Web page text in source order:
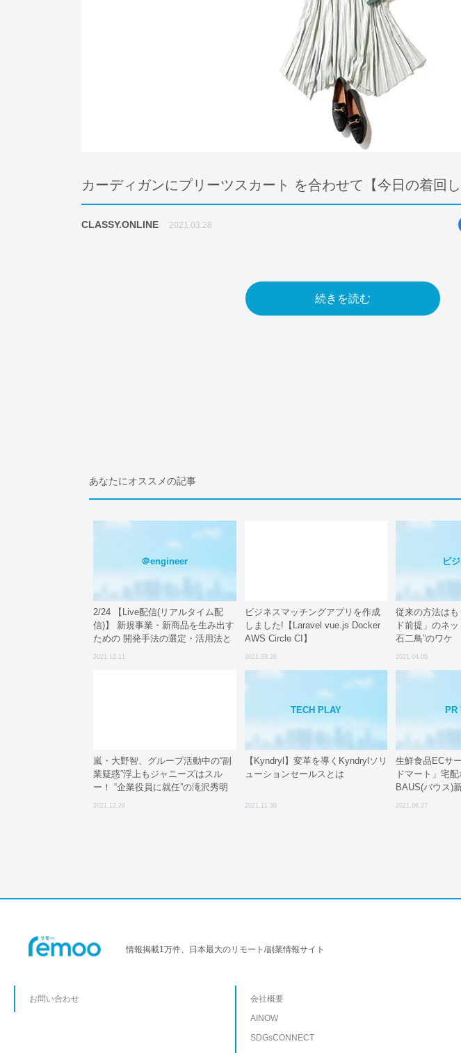
カーディガンにプリーツスカート を合わせて【今日の着回
CLASSY.ONLINE 2021.03.28
続きを読む
あなたにオススメの記事
＠engineer
2/24 【Live配信(リアルタイム配
信)】 新規事業・新商品を生み出す
ための 開発手法の選定・活用法と
2021.12.11
ビジネスマッチングアプリを作成
しました!【Laravel vue.js Docker
AWS Circle CI】
2021.03.26
ビ
従来の方法は
ド前提」のネ
石二鳥”のワケ
2021.04.05
嵐・大野智、グループ活動中の“副
業疑惑”浮上もジャニーズはスル
ー！ “企業役員に就任”の滝沢秀明
は批判噴出の過去
2021.12.24
TECH PLAY
【Kyndryl】変革を導くKyndrylソリ
ューションセールスとは
2021.11.30
PR
生鮮食品ECサ
ドマート」宅
BAUS(バウス)
入
2021.08.27
情報掲載1万件、日本最大のリモート/副業情報サイト
お問い合わせ
会社概要
AINOW
SDGsCONNECT